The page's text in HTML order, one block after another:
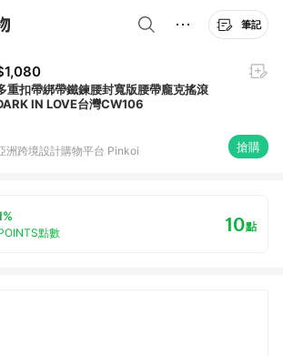
筆記
重扣帶綁帶鐵鍊腰封寬版腰帶龐克搖滾
IN LOVE台灣CW106
洲跨境設計購物平台 Pinkoi 搶購
點數 10點